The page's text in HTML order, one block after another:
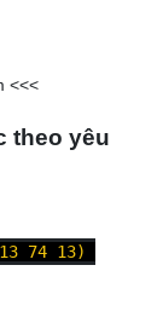
<<<
theo yêu
74 13)